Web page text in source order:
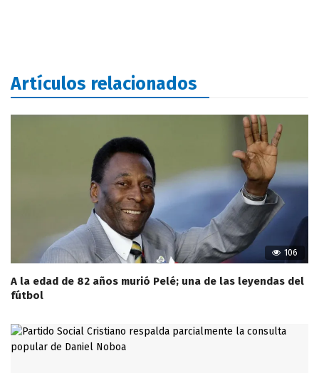
Artículos relacionados
106
A la edad de 82 años murió Pelé; una de las leyendas del
fútbol